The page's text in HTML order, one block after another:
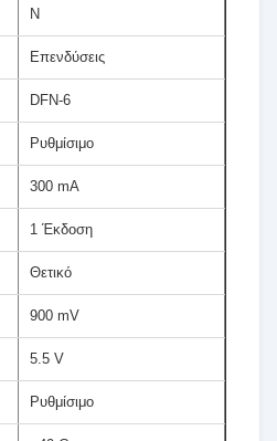
N
Επενδύσεις
DFN-6
Ρυθμίσιμο
300 mA
1 Έκδοση
Θετικό
900 mV
5.5 V
Ρυθμίσιμο